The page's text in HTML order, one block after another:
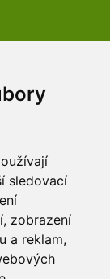
sledovací
zobrazení
a reklam,
kanál arboreta